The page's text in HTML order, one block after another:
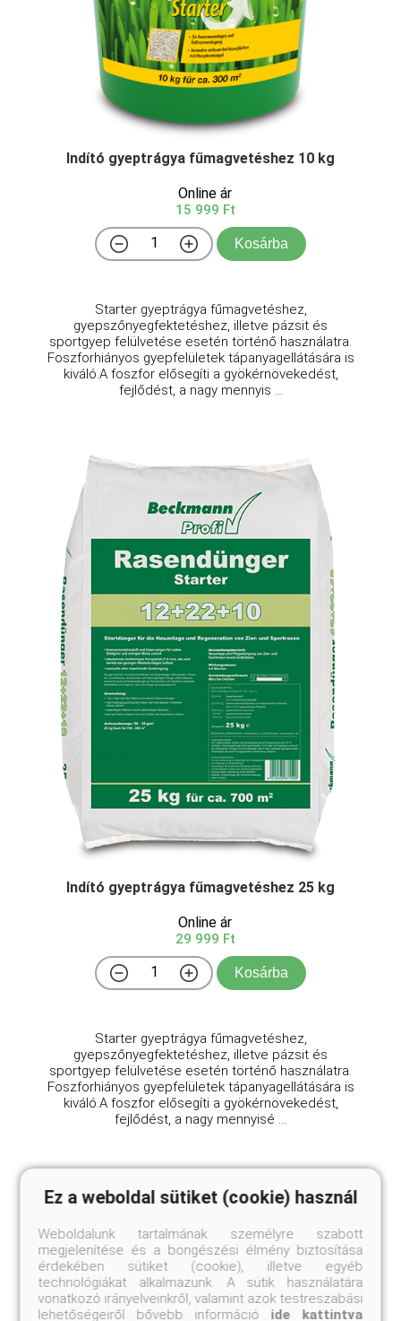
Indító gyeptrágya fűmagvetéshez 10 kg
Online ár
15 999 Ft
Kosárba
Starter gyeptrágya fűmagvetéshez,
gyepszőnyegfektetéshez, illetve pázsit és
sportgyep felülvetése esetén történő használatra.
Foszforhiányos gyepfelületek tápanyagellátására is
kiváló.A foszfor elősegíti a gyökérnövekedést,
fejlődést, a nagy mennyis ...
Indító gyeptrágya fűmagvetéshez 25 kg
Online ár
29 999 Ft
Kosárba
Starter gyeptrágya fűmagvetéshez,
gyepszőnyegfektetéshez, illetve pázsit és
sportgyep felülvetése esetén történő használatra.
Foszforhiányos gyepfelületek tápanyagellátására is
kiváló.A foszfor elősegíti a gyökérnövekedést,
fejlődést, a nagy mennyisé ...
Ez a weboldal sütiket (cookie) használ
Weboldalunk tartalmának személyre szabott
megjelenítése és a böngészési élmény biztosítása
érdekében sütiket (cookie), illetve egyéb
technológiákat alkalmazunk. A sütik használatára
vonatkozó irányelveinkről, valamint azok testreszabási
lehetőségeiről bővebb információ ide kattintva